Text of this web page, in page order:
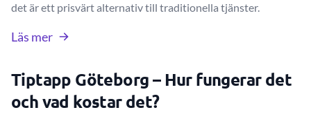
det är ett prisvärt alternativ till traditionella tjänster.
Läs mer
Tiptapp Göteborg – Hur fungerar det
och vad kostar det?